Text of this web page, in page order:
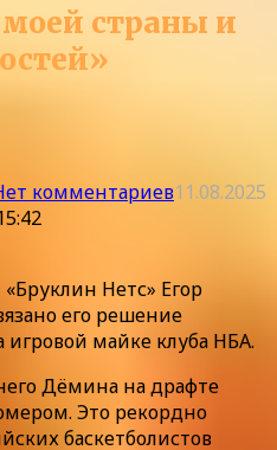
страны и
комментариев11.08.2025
Нетс» Егор
его решение
игровой майке клуба НБА.
Дёмина на драфте
Это рекордно
баскетболистов